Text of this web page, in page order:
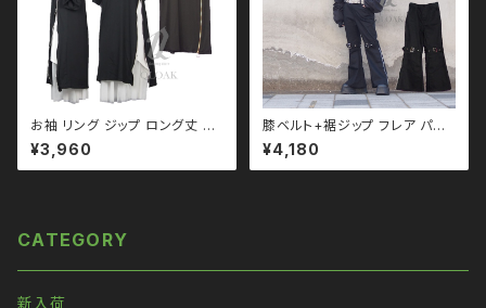
お袖 リング ジップ ロング丈 Ｔ
シャツ ワンピース qto110016
黒コーデ モード ユニセックス パ
ンク ロック Ｖ 系 原宿 個性的 d
¥3,960
膝ベルト+裾ジップ フレア パン
ツ qbo110037-bk ワイドパ
ンツ
¥4,180
CATEGORY
新入荷